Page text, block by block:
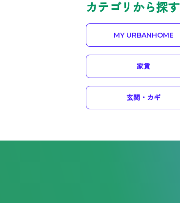
カテゴリから探す
MY URBANHOME
家賃
玄関・カギ